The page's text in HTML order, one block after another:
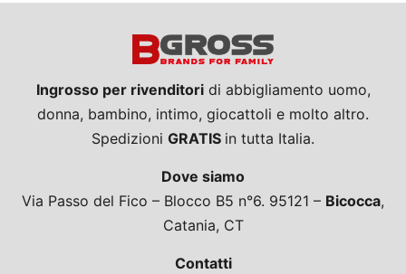
Ingrosso per rivenditoridi abbigliamento uomo,
donna, bambino, intimo, giocattoli e molto altro.
Spedizioni GRATIS in tutta Italia.
Dove siamo
Via Passo del Fico – Blocco B5 n°6. 95121 – Bicocca,
Catania, CT
Contatti